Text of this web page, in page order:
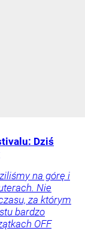
Dziś
na górę i
Nie
za którym
bardzo
OFF